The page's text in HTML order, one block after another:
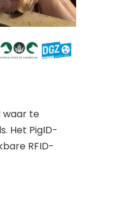
waar te
Het PigID-
RFID-